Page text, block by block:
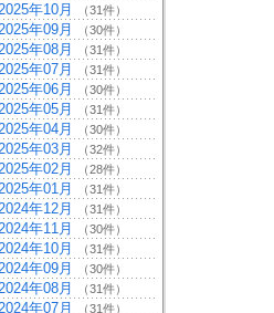
年10月 （31件）
年09月 （30件）
年08月 （31件）
年07月 （31件）
年06月 （30件）
年05月 （31件）
年04月 （30件）
年03月 （32件）
年02月 （28件）
年01月 （31件）
年12月 （31件）
年11月 （30件）
年10月 （31件）
年09月 （30件）
年08月 （31件）
年07月 （31件）